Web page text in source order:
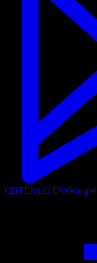
OBTÉNLO EN